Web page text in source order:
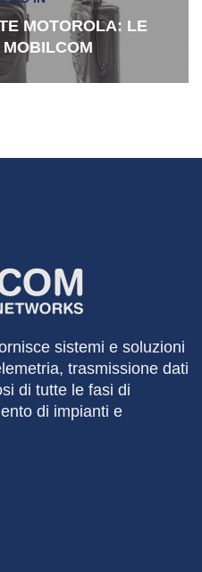
MOTOROLA: LE
sistemi e soluzioni
trasmissione dati
di tutte le fasi di
di impianti e